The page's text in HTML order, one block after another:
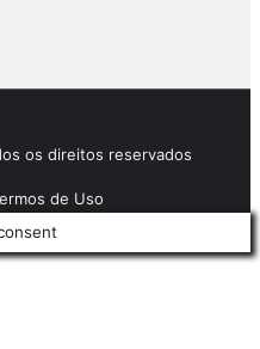
os direitos reservados
de Uso